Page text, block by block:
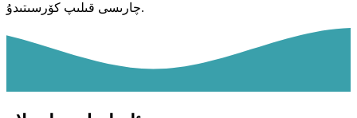
چارىسى قىلىپ كۆرسىتىدۇ.